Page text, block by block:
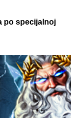
po specijalnoj